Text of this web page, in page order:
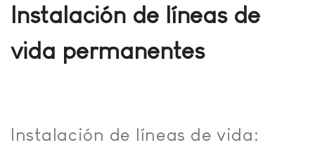
Instalación de líneas de
vida permanentes
Instalación de líneas de vida: